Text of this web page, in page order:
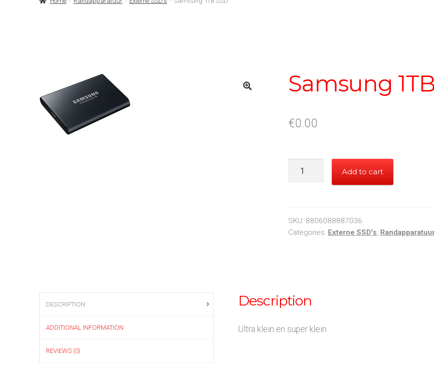
Samsung
€0.00
Add to cart
SKU: 8806088887036
Categories: Externe SSD's,
DESCRIPTION
ADDITIONAL INFORMATION
REVIEWS (0)
Description
Ultra klein en super klein